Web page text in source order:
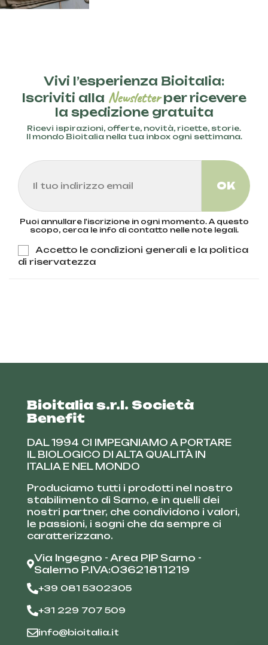
Vivi l’esperienza Bioitalia:
Iscriviti alla Newsletterper ricevere
la spedizione gratuita
Ricevi ispirazioni, offerte, novità, ricette, storie.
Il mondo Bioitalia nella tua inbox ogni settimana.
Puoi annullare l'iscrizione in ogni momento. A questo
scopo, cerca le info di contatto nelle note legali.
Accetto le condizioni generali e la politica
di riservatezza
Bioitalia s.r.l. Società
Benefit
DAL 1994 CI IMPEGNIAMO A PORTARE
IL BIOLOGICO DI ALTA QUALITÀ IN
ITALIA E NEL MONDO
Produciamo tutti i prodotti nel nostro
stabilimento di Sarno, e in quelli dei
nostri partner, che condividono i valori,
le passioni, i sogni che da sempre ci
caratterizzano.
Via Ingegno - Area PIP Sarno -
Salerno P.IVA:03621811219
+39 081 5302305
+31 229 707 509
info@bioitalia.it